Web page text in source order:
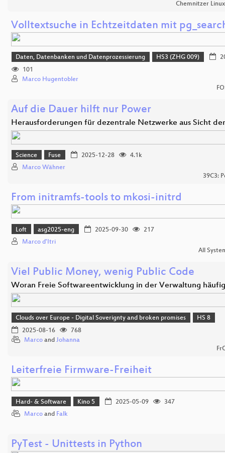
Chemnitzer
Volltextsuche in Echtzeitdaten mit
Daten, Datenbanken und Datenprozessierung HS3 (ZHG 009)
101
Marco Hugentobler
Auf die Dauer hilft nur Power
Herausforderungen für dezentrale Netzwerke aus Sicht
Science Fuse 2025-12-28
4.1k
Marco Wähner
39C3:
From initramfs-tools to mkosi-initrd
Loft asg2025-eng 2025-09-30
217
Marco d'Itri
All
Viel Public Money, wenig Public Code
Woran Freie Softwareentwicklung in der Verwaltung
Clouds over Europe - Digital Soverignty and broken promises
HS 8
2025-08-16
768
Marco and Johanna
Leiterfreie Firmware-Freiheit
Hard- & Software Kino 5 2025-05-09
347
Marco and Falk
PyTest - Unittests in Python